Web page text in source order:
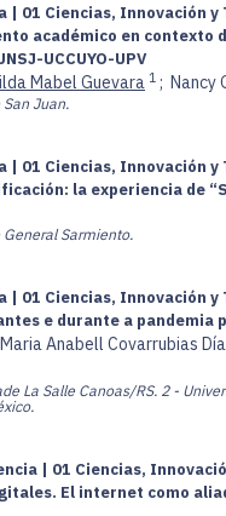
| 01 Ciencias, Innovación
académico en contexto
UCCUYO-UPV
Mabel Guevara 1 ; Nancy
Juan.
| 01 Ciencias, Innovación
la experiencia de
Sarmiento.
| 01 Ciencias, Innovación
e durante a pandemia
Maria Anabell Covarrubias
La Salle Canoas/RS. 2 -
| 01 Ciencias,
El internet como